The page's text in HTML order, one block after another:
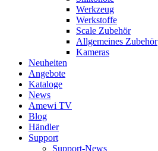
Werkzeug
Werkstoffe
Scale Zubehör
Allgemeines Zubehör
Kameras
Neuheiten
Angebote
Kataloge
News
Amewi TV
Blog
Händler
Support
Support-News